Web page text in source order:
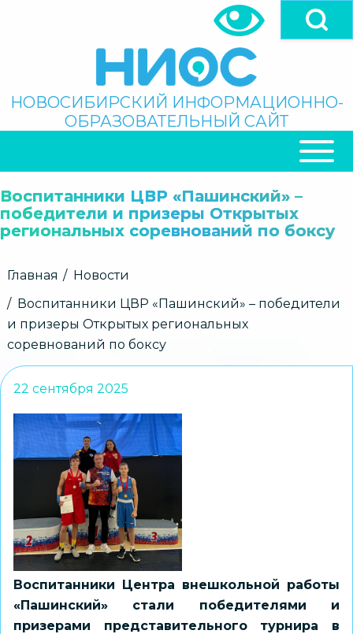
Поиск
НОВОСИБИРСКИЙ ИНФОРМАЦИОННО-
ОБРАЗОВАТЕЛЬНЫЙ САЙТ
НАВИГАЦИЯ
Воспитанники ЦВР «Пашинский» –
победители и призеры Открытых
региональных соревнований по боксу
Строка
Главная
Новости
Воспитанники ЦВР «Пашинский» – победители
и призеры Открытых региональных
соревнований по боксу
22 сентября 2025
Воспитанники Центра внешкольной работы
«Пашинский» стали победителями и
призерами представительного турнира в